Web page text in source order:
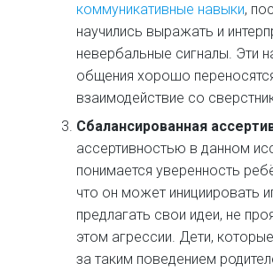
коммуникативные навыки,
научились выражать и
невербальные сигналы. Эти
общения хорошо
взаимодействие со
Сбалансированная
ассертивностью в данном
понимается уверенность
что он может инициировать
предлагать свои идеи, не
этом агрессии. Дети,
за таким поведением